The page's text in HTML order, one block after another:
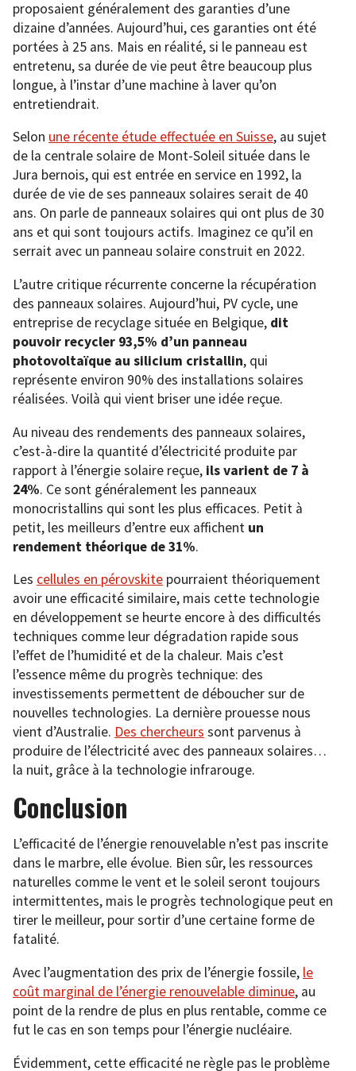
proposaient généralement des garanties d’une
dizaine d’années. Aujourd’hui, ces garanties ont été
portées à 25 ans. Mais en réalité, si le panneau est
entretenu, sa durée de vie peut être beaucoup plus
longue, à l’instar d’une machine à laver qu’on
entretiendrait.
Selon une récente étude effectuée en Suisse, au sujet
de la centrale solaire de Mont-Soleil située dans le
Jura bernois, qui est entrée en service en 1992, la
durée de vie de ses panneaux solaires serait de 40
ans. On parle de panneaux solaires qui ont plus de 30
ans et qui sont toujours actifs. Imaginez ce qu’il en
serrait avec un panneau solaire construit en 2022.
L’autre critique récurrente concerne la récupération
des panneaux solaires. Aujourd’hui, PV cycle, une
entreprise de recyclage située en Belgique, dit
pouvoir recycler 93,5% d’un panneau
photovoltaïque au silicium cristallin, qui
représente environ 90% des installations solaires
réalisées. Voilà qui vient briser une idée reçue.
Au niveau des rendements des panneaux solaires,
c’est-à-dire la quantité d’électricité produite par
rapport à l’énergie solaire reçue, ils varient de 7 à
24%. Ce sont généralement les panneaux
monocristallins qui sont les plus efficaces. Petit à
petit, les meilleurs d’entre eux affichent un
rendement théorique de 31%.
Les cellules en pérovskite pourraient théoriquement
avoir une efficacité similaire, mais cette technologie
en développement se heurte encore à des difficultés
techniques comme leur dégradation rapide sous
l’effet de l’humidité et de la chaleur. Mais c’est
l’essence même du progrès technique: des
investissements permettent de déboucher sur de
nouvelles technologies. La dernière prouesse nous
vient d’Australie. Des chercheurs sont parvenus à
produire de l’électricité avec des panneaux solaires…
la nuit, grâce à la technologie infrarouge.
Conclusion
L’efficacité de l’énergie renouvelable n’est pas inscrite
dans le marbre, elle évolue. Bien sûr, les ressources
naturelles comme le vent et le soleil seront toujours
intermittentes, mais le progrès technologique peut en
tirer le meilleur, pour sortir d’une certaine forme de
fatalité.
Avec l’augmentation des prix de l’énergie fossile, le
coût marginal de l’énergie renouvelable diminue, au
point de la rendre de plus en plus rentable, comme ce
fut le cas en son temps pour l’énergie nucléaire.
Évidemment, cette efficacité ne règle pas le problème